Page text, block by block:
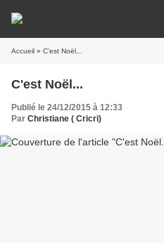
Accueil » C'est Noël...
C'est Noël...
Publié le 24/12/2015 à 12:33
Par Christiane ( Cricri)